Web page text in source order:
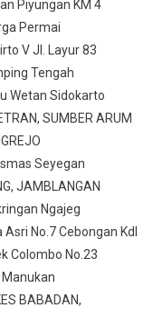
Piyungan KM 4
Permai
V Jl. Layur 83
Tengah
Wetan Sidokarto
SUMBER ARUM
Seyegan
JAMBLANGAN
Ngajeg
No.7 Cebongan Kdl
Colombo No.23
BABADAN,